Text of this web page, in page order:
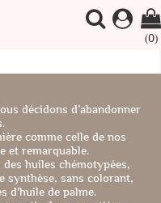
(0)
décidons d’abandonner
comme celle de nos
et remarquable.
huiles chémotypées,
synthèse, sans colorant,
d'huile de palme.